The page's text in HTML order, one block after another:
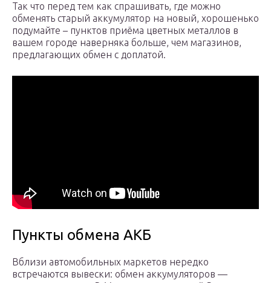
Так что перед тем как спрашивать, где можно
обменять старый аккумулятор на новый, хорошенько
подумайте – пунктов приёма цветных металлов в
вашем городе наверняка больше, чем магазинов,
предлагающих обмен с доплатой.
Пункты обмена АКБ
Вблизи автомобильных маркетов нередко
встречаются вывески: обмен аккумуляторов —